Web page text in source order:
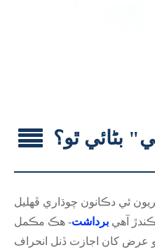
بڻائي ٿو؟
ئي دڪانون چوڌاري ڦهليل
آهي برداشت- هڪ مڪمل